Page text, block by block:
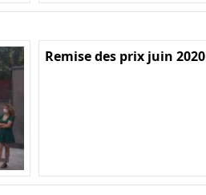
Remise des prix juin 2020